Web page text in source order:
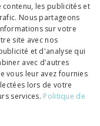
doté de masques42
au nom du fidèle
figurants au
pas. Elles sont
déterminer ce qui
le bon dosage, pour
ne rentrent par la
n’est pas simple
ITALIAN
contenu, les publicités et
Nous partageons
sur votre
site avec nos
et d'analyse qui
avec d'autres
vous leur avez fournies
lors de votre
services. Politique de